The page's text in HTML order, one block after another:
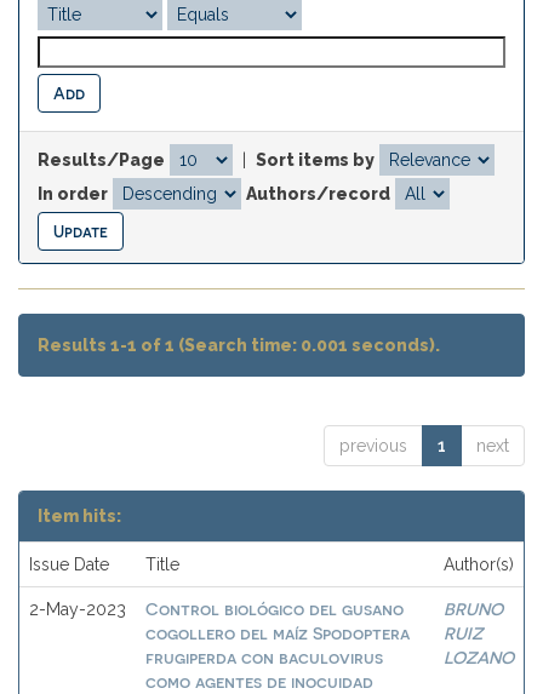
Results/Page
Sort items by
In order
Authors/record
Results 1-1 of 1 (Search time: 0.001 seconds).
previous 1 next
Item hits:
Issue Date Title Author(s)
2-May-2023
Control biológico del gusano
cogollero del maíz Spodoptera
frugiperda con baculovirus
como agentes de inocuidad
BRUNO
RUIZ
LOZANO